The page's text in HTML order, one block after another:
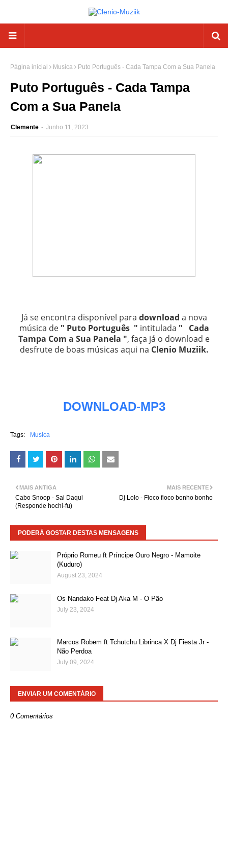
Página inicial Musica Puto Português - Cada Tampa Com a Sua Panela
Puto Português - Cada Tampa
Com a Sua Panela
Clemente - Junho 11, 2023
Já se encontra disponível para download a nova
música de " Puto Português " intitulada " Cada
Tampa Com a Sua Panela ", faça já o download e
desfrute de boas músicas aqui na Clenio Muziik.
DOWNLOAD-MP3
Tags: Musica
MAIS RECENTE
Dj Lolo - Fioco fioco bonho bonho
MAIS ANTIGA
Cabo Snoop - Sai Daqui
(Responde hochi-fu)
PODERÁ GOSTAR DESTAS MENSAGENS
Próprio Romeu ft Príncipe Ouro Negro - Mamoite
(Kuduro)
August 23, 2024
Os Nandako Feat Dj Aka M - O Pão
July 23, 2024
Marcos Robem ft Tchutchu Librinca X Dj Fiesta Jr -
Não Perdoa
July 09, 2024
ENVIAR UM COMENTÁRIO
0 Comentários